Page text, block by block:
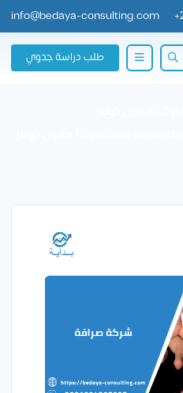
+
info@bedaya-consulting.com
طلب دراسة جدوي